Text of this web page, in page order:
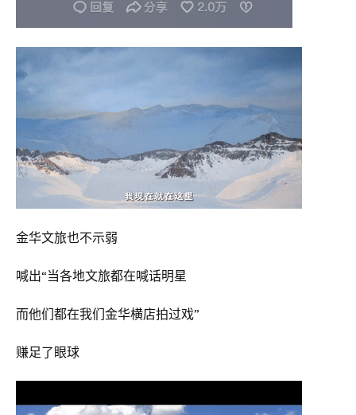
金华文旅也不示弱
喊出“当各地文旅都在喊话明星
而他们都在我们金华横店拍过戏”
赚足了眼球